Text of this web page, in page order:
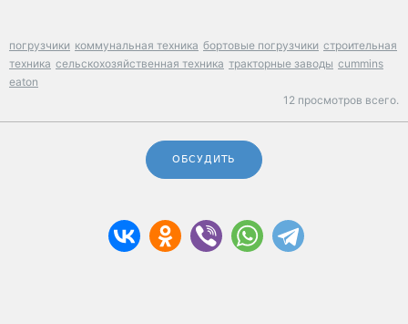
погрузчики коммунальная техника бортовые погрузчики строительная
техника сельскохозяйственная техника тракторные заводы cummins
eaton
12 просмотров всего.
ОБСУДИТЬ